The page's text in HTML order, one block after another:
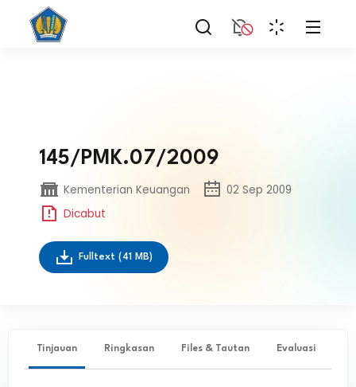
145/PMK.07/2009
Kementerian Keuangan
02 Sep 2009
Dicabut
Fulltext (41 MB)
Tinjauan Ringkasan Files & Tautan Evaluasi